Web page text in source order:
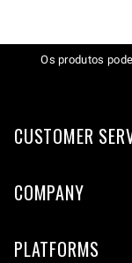
Os produtos
CUSTOMER
COMPANY
PLATFORMS